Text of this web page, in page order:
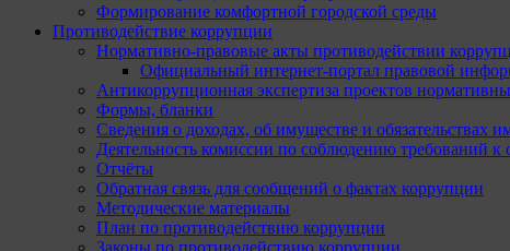
Формирование комфортной городской среды
Противодействие коррупции
Нормативно-правовые акты противодействии
Официальный интернет-портал правовой
Антикоррупционная экспертиза проектов
Формы, бланки
Сведения о доходах, об имуществе и обязательствах
Деятельность комиссии по соблюдению требований
Отчёты
Обратная связь для сообщений о фактах коррупции
Методические материалы
План по противодействию коррупции
Законы по противодействию коррупции